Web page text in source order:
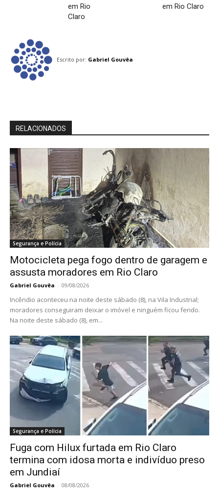
em Rio
Claro
em Rio Claro
Escrito por: Gabriel Gouvêa
RELACIONADOS
Segurança e Polícia
Motocicleta pega fogo dentro de garagem e
assusta moradores em Rio Claro
Gabriel Gouvêa - 09/08/2026
Incêndio aconteceu na noite deste sábado (8), na Vila Industrial;
moradores conseguiram deixar o imóvel e ninguém ficou ferido.
Na noite deste sábado (8), em...
Segurança e Polícia
Fuga com Hilux furtada em Rio Claro
termina com idosa morta e indivíduo preso
em Jundiaí
Gabriel Gouvêa - 08/08/2026